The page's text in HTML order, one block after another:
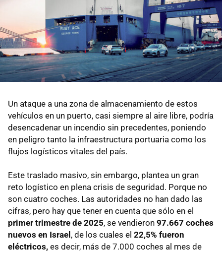
Un ataque a una zona de almacenamiento de estos
vehículos en un puerto, casi siempre al aire libre, podría
desencadenar un incendio sin precedentes, poniendo
en peligro tanto la infraestructura portuaria como los
flujos logísticos vitales del país.
Este traslado masivo, sin embargo, plantea un gran
reto logístico en plena crisis de seguridad. Porque no
son cuatro coches. Las autoridades no han dado las
cifras, pero hay que tener en cuenta que sólo en el
primer trimestre de 2025, se vendieron 97.667 coches
nuevos en Israel , de los cuales el 22,5% fueron
eléctricos, es decir, más de 7.000 coches al mes de